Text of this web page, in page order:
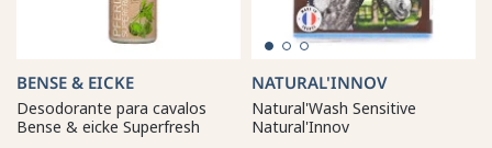
BENSE & EICKE
Desodorante para cavalos
Bense & eicke Superfresh
NATURAL'INNOV
Natural'Wash Sensitive
Natural'Innov